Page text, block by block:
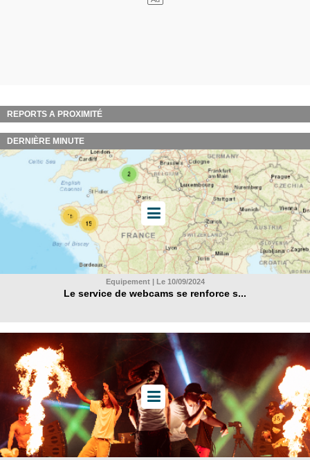
REPORTS A PROXIMITÉ
DERNIÈRE MINUTE
Equipement | Le 10/09/2024
Le service de webcams se renforce s...